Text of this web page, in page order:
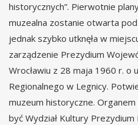
historycznych”. Pierwotnie
muzealna zostanie otwarta
jednak szybko utknęła w
zarządzenie Prezydium
Wrocławiu z 28 maja 1960 r. o
Regionalnego w Legnicy.
muzeum historyczne.
być Wydział Kultury